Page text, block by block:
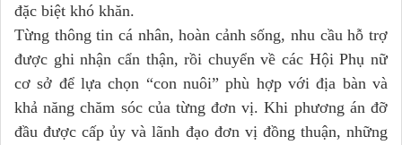
đặc biệt khó khăn.
Từng thông tin cá nhân, hoàn cảnh sống, nhu cầu hỗ trợ
được ghi nhận cẩn thận, rồi chuyển về các Hội Phụ nữ
cơ sở để lựa chọn “con nuôi” phù hợp với địa bàn và
khả năng chăm sóc của từng đơn vị. Khi phương án đỡ
đầu được cấp ủy và lãnh đạo đơn vị đồng thuận, những